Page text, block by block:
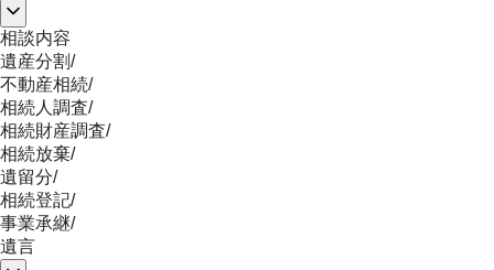
相談内容
遺産分割/
不動産相続/
相続人調査/
相続財産調査/
相続放棄/
遺留分/
相続登記/
事業承継/
遺言